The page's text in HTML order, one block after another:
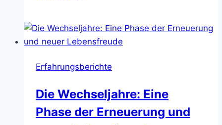
Erfahrungsberichte
Die Wechseljahre: Eine
Phase der Erneuerung und